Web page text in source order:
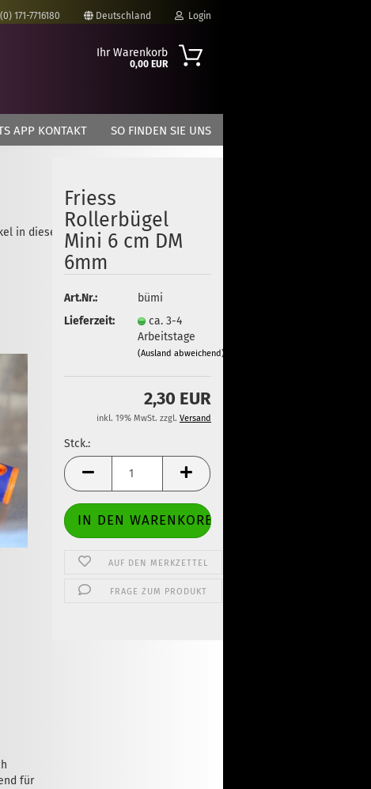
171-7716180 Deutschland Login
Passwort
Konto erstellen
Passwort vergessen?
Ihr Warenkorb
0,00 EUR
APP KONTAKT SO FINDEN SIE UNS
in dieser Kategorie
Friess
Rollerbügel
Mini 6 cm DM
6mm
Art.Nr.:
bümi
Lieferzeit:
ca. 3-4
Arbeitstage
(Ausland abweichend)
2,30 EUR
inkl. 19% MwSt. zzgl. Versand
Stck.:
Stck.
AUF DEN MERKZETTEL
FRAGE ZUM PRODUKT
für